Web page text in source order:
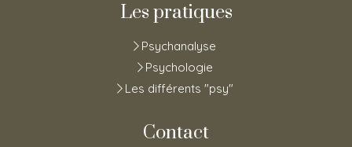
Les pratiques
Psychanalyse
Psychologie
Les différents "psy"
Contact